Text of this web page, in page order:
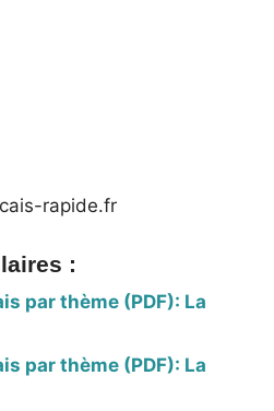
rapide.fr
:
par thème (PDF): La
par thème (PDF): La